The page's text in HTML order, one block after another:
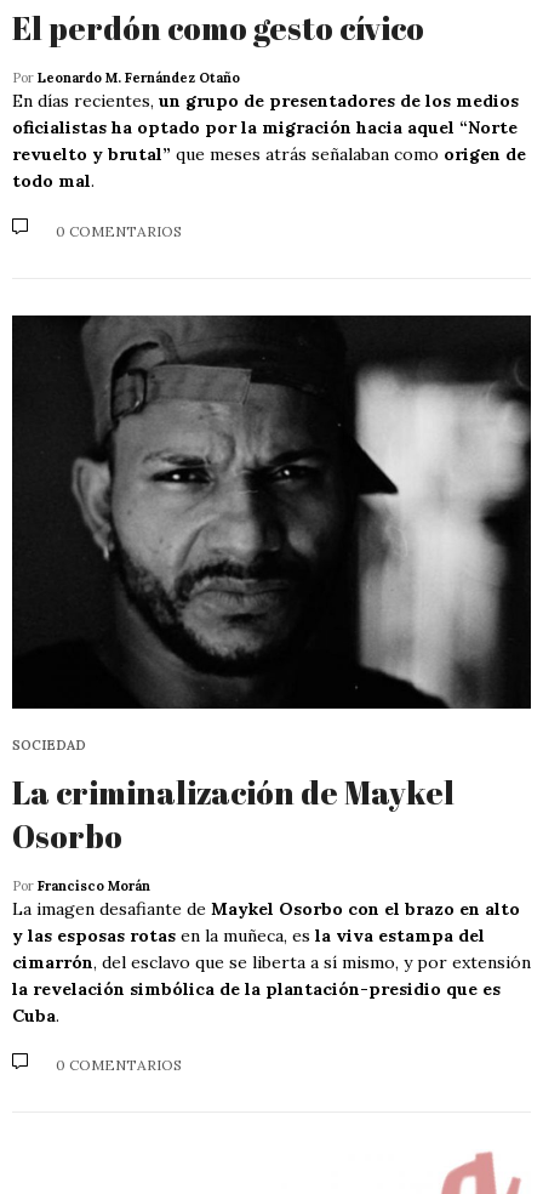
El perdón como gesto cívico
Por Leonardo M. Fernández Otaño
En días recientes, un grupo de presentadores de los medios
oficialistas ha optado por la migración hacia aquel “Norte
revuelto y brutal” que meses atrás señalaban como origen de
todo mal.
0 COMENTARIOS
SOCIEDAD
La criminalización de Maykel
Osorbo
Por Francisco Morán
La imagen desafiante de Maykel Osorbo con el brazo en alto
y las esposas rotas en la muñeca, es la viva estampa del
cimarrón, del esclavo que se liberta a sí mismo, y por extensión
la revelación simbólica de la plantación-presidio que es
Cuba.
0 COMENTARIOS